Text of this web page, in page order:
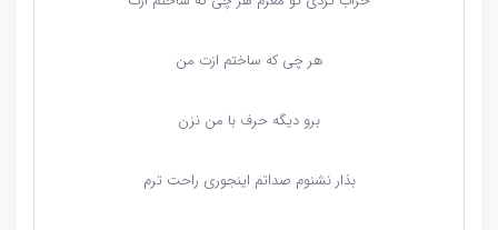
هر چی که ساختم ازت من
برو دیگه حرف با من نزن
بذار نشنوم صداتم اینجوری راحت ترم